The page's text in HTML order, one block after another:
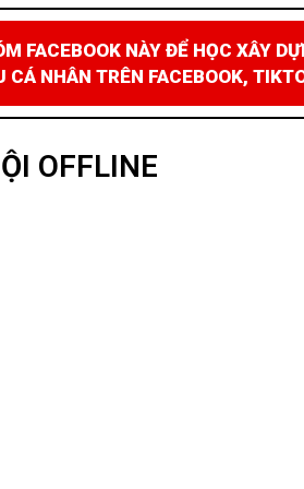
FACEBOOK NÀY ĐỂ HỌC XÂY
CÁ NHÂN TRÊN FACEBOOK,
OFFLINE